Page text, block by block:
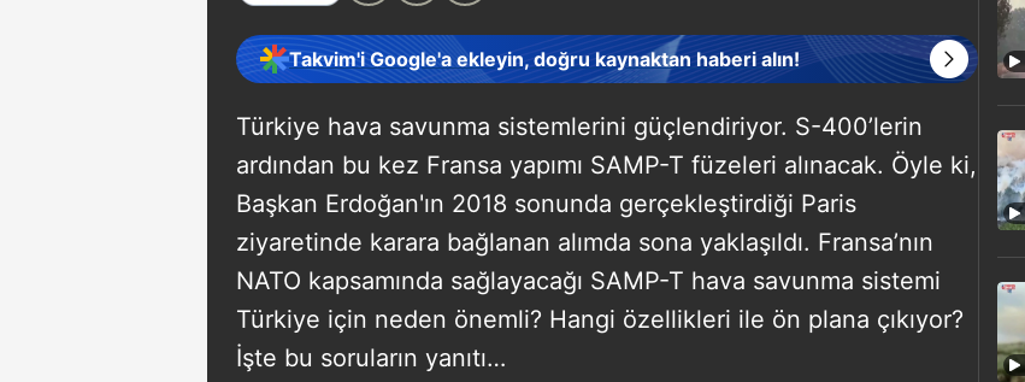
Takvim'i Google'a ekleyin, doğru kaynaktan haberi alın!
Türkiye hava savunma sistemlerini güçlendiriyor. S-400’lerin
ardından bu kez Fransa yapımı SAMP-T füzeleri alınacak. Öyle ki,
Başkan Erdoğan'ın 2018 sonunda gerçekleştirdiği Paris
ziyaretinde karara bağlanan alımda sona yaklaşıldı. Fransa’nın
NATO kapsamında sağlayacağı SAMP-T hava savunma sistemi
Türkiye için neden önemli? Hangi özellikleri ile ön plana çıkıyor?
İşte bu soruların yanıtı…